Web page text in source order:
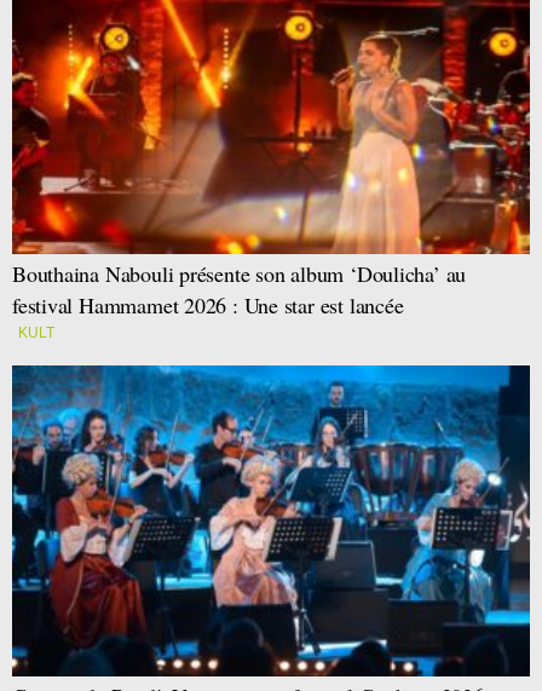
Bouthaina Nabouli présente son album ‘Doulicha’ au
festival Hammamet 2026 : Une star est lancée
KULT